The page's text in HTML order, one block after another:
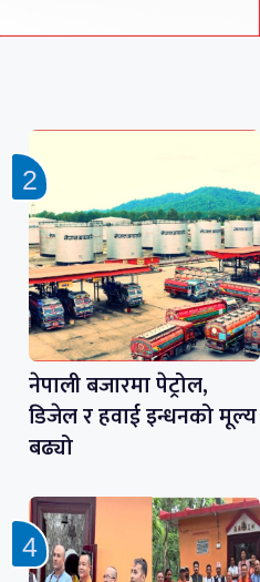
नेपाली बजारमा पेट्रोल,
डिजेल र हवाई इन्धनको मूल्य
बढ्यो